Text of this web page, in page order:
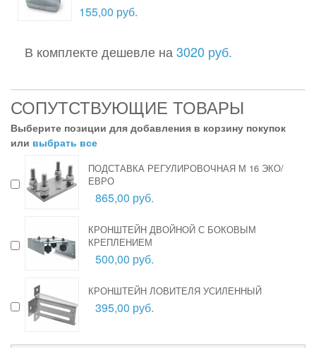
155,00 руб.
В комплекте дешевле на 3020 руб.
СОПУТСТВУЮЩИЕ ТОВАРЫ
Выберите позиции для добавления в корзину покупок
или выбрать все
ПОДСТАВКА РЕГУЛИРОВОЧНАЯ М 16 ЭКО/
ЕВРО
865,00 руб.
КРОНШТЕЙН ДВОЙНОЙ С БОКОВЫМ
КРЕПЛЕНИЕМ
500,00 руб.
КРОНШТЕЙН ЛОВИТЕЛЯ УСИЛЕННЫЙ
395,00 руб.